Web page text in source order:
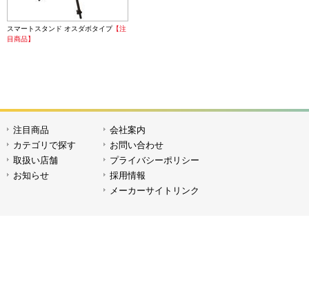
スマートスタンド オスダボタイプ【注
目商品】
注目商品
カテゴリで探す
取扱い店舗
お知らせ
会社案内
お問い合わせ
プライバシーポリシー
採用情報
メーカーサイトリンク